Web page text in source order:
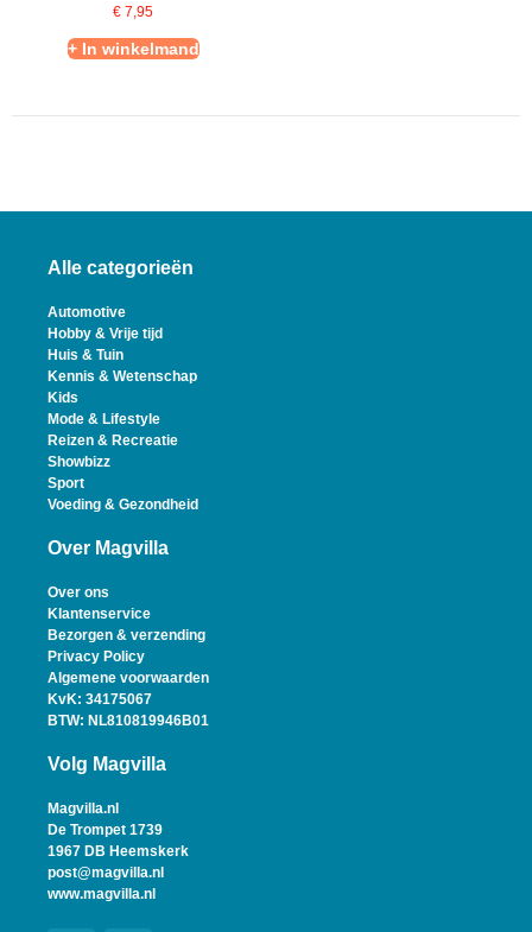
€ 7,95
+ In winkelmand
Alle categorieën
Automotive
Hobby & Vrije tijd
Huis & Tuin
Kennis & Wetenschap
Kids
Mode & Lifestyle
Reizen & Recreatie
Showbizz
Sport
Voeding & Gezondheid
Over Magvilla
Over ons
Klantenservice
Bezorgen & verzending
Privacy Policy
Algemene voorwaarden
KvK: 34175067
BTW: NL810819946B01
Volg Magvilla
Magvilla.nl
De Trompet 1739
1967 DB Heemskerk
post@magvilla.nl
www.magvilla.nl